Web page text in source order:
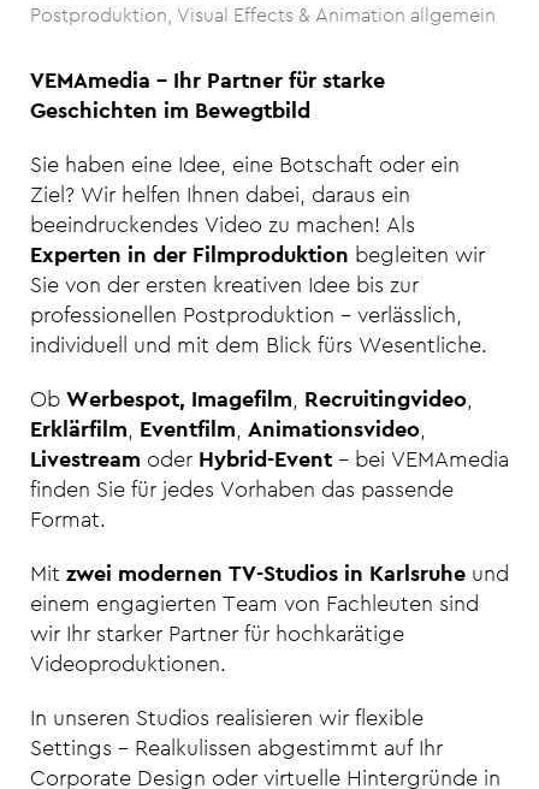
Postproduktion, Visual Effects & Animation allgemein
VEMAmedia – Ihr Partner für starke
Geschichten im Bewegtbild
Sie haben eine Idee, eine Botschaft oder ein
Ziel? Wir helfen Ihnen dabei, daraus ein
beeindruckendes Video zu machen! Als
Experten in der Filmproduktion begleiten wir
Sie von der ersten kreativen Idee bis zur
professionellen Postproduktion – verlässlich,
individuell und mit dem Blick fürs Wesentliche.
Ob Werbespot, Imagefilm, Recruitingvideo,
Erklärfilm, Eventfilm, Animationsvideo,
Livestream oder Hybrid-Event – bei VEMAmedia
finden Sie für jedes Vorhaben das passende
Format.
Mit zwei modernen TV-Studios in Karlsruhe und
einem engagierten Team von Fachleuten sind
wir Ihr starker Partner für hochkarätige
Videoproduktionen.
In unseren Studios realisieren wir flexible
Settings – Realkulissen abgestimmt auf Ihr
Corporate Design oder virtuelle Hintergründe in